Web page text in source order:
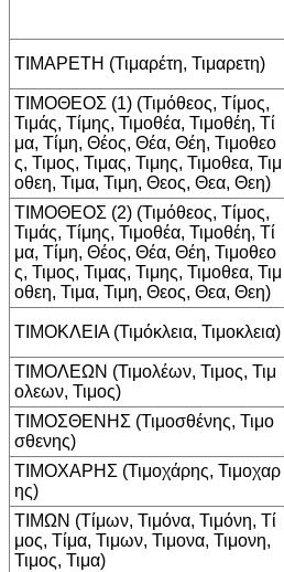
ΤΙΜΑΡΕΤΗ (Τιμαρέτη, Τιμαρετη)
ΤΙΜΟΘΕΟΣ (1) (Τιμόθεος, Τίμος,
Τιμάς, Τίμης, Τιμοθέα, Τιμοθέη, Τί
μα, Τίμη, Θέος, Θέα, Θέη, Τιμοθεο
ς, Τιμος, Τιμας, Τιμης, Τιμοθεα, Τιμ
οθεη, Τιμα, Τιμη, Θεος, Θεα, Θεη)
ΤΙΜΟΘΕΟΣ (2) (Τιμόθεος, Τίμος,
Τιμάς, Τίμης, Τιμοθέα, Τιμοθέη, Τί
μα, Τίμη, Θέος, Θέα, Θέη, Τιμοθεο
ς, Τιμος, Τιμας, Τιμης, Τιμοθεα, Τιμ
οθεη, Τιμα, Τιμη, Θεος, Θεα, Θεη)
ΤΙΜΟΚΛΕΙΑ (Τιμόκλεια, Τιμοκλεια)
ΤΙΜΟΛΕΩΝ (Τιμολέων, Τιμος, Τιμ
ολεων, Τιμος)
ΤΙΜΟΣΘΕΝΗΣ (Τιμοσθένης, Τιμο
σθενης)
ΤΙΜΟΧΑΡΗΣ (Τιμοχάρης, Τιμοχαρ
ης)
ΤΙΜΩΝ (Τίμων, Τιμόνα, Τιμόνη, Τί
μος, Τίμα, Τιμων, Τιμονα, Τιμονη,
Τιμος, Τιμα)